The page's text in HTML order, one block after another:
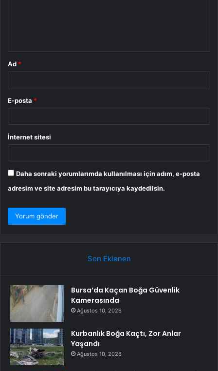
Ad *
E-posta *
İnternet sitesi
Daha sonraki yorumlarımda kullanılması için adım, e-posta
adresim ve site adresim bu tarayıcıya kaydedilsin.
Son Eklenen
Bursa’da Kaçan Boğa Güvenlik
Kamerasında
Ağustos 10, 2026
Kurbanlık Boğa Kaçtı, Zor Anlar
Yaşandı
Ağustos 10, 2026